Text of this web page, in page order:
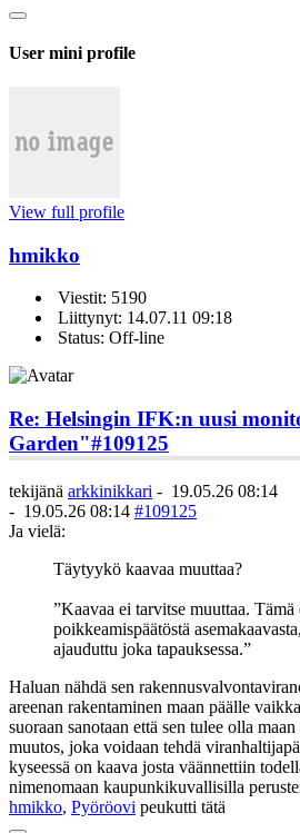
User mini profile
View full profile
hmikko
Viestit: 5190
Liittynyt: 14.07.11 09:18
Status: Off-line
Re: Helsingin IFK:n uusi
Garden"#109125
tekijänä arkkinikkari - 19.05.26 08:14
- 19.05.26 08:14 #109125
Ja vielä:
Täytyykö kaavaa muuttaa?
”Kaavaa ei tarvitse muuttaa. Tämä
poikkeamispäätöstä
ajauduttu joka tapauksessa.”
Haluan nähdä sen
areenan rakentaminen maan päälle
suoraan sanotaan että sen tulee olla
muutos, joka voidaan tehdä
kyseessä on kaava josta väännettiin
nimenomaan kaupunkikuvallisilla
hmikko, Pyöröovi peukutti tätä